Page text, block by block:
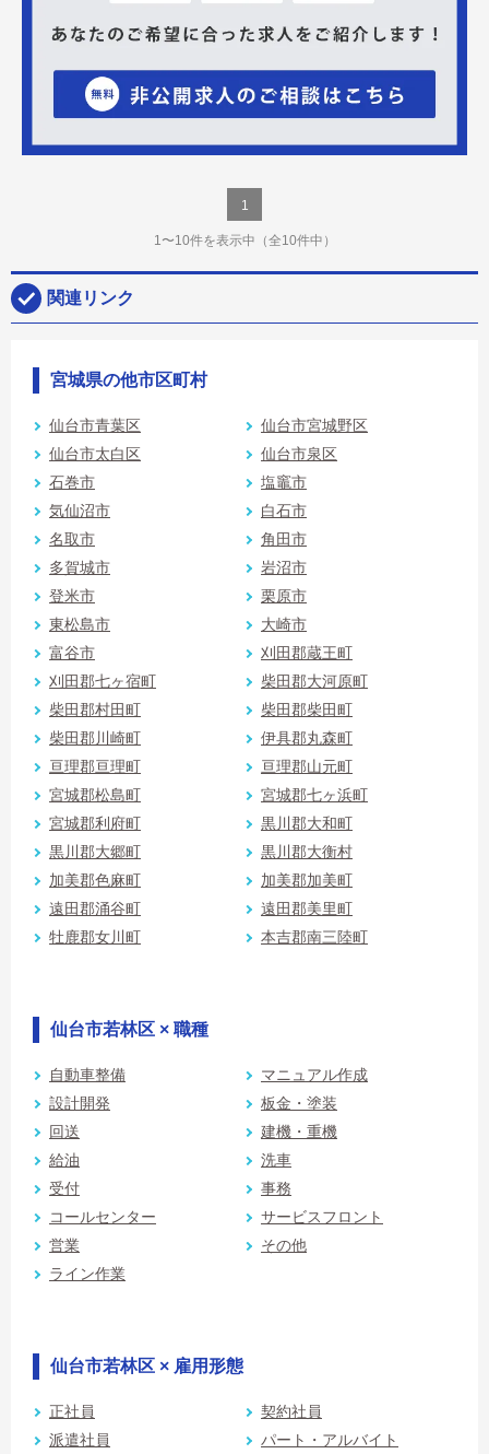
1
1〜10件を表示中 （全10件中）
関連リンク
宮城県の他市区町村
仙台市青葉区
仙台市宮城野区
仙台市太白区
仙台市泉区
石巻市
塩竈市
気仙沼市
白石市
名取市
角田市
多賀城市
岩沼市
登米市
栗原市
東松島市
大崎市
富谷市
刈田郡蔵王町
刈田郡七ヶ宿町
柴田郡大河原町
柴田郡村田町
柴田郡柴田町
柴田郡川崎町
伊具郡丸森町
亘理郡亘理町
亘理郡山元町
宮城郡松島町
宮城郡七ヶ浜町
宮城郡利府町
黒川郡大和町
黒川郡大郷町
黒川郡大衡村
加美郡色麻町
加美郡加美町
遠田郡涌谷町
遠田郡美里町
牡鹿郡女川町
本吉郡南三陸町
仙台市若林区 × 職種
自動車整備
マニュアル作成
設計開発
板金・塗装
回送
建機・重機
給油
洗車
受付
事務
コールセンター
サービスフロント
営業
その他
ライン作業
仙台市若林区 × 雇用形態
正社員
契約社員
派遣社員
パート・アルバイト